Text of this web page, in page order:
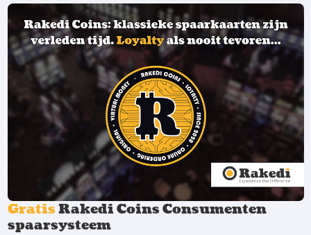
GratisRakedi Coins Consumenten
spaarsysteem